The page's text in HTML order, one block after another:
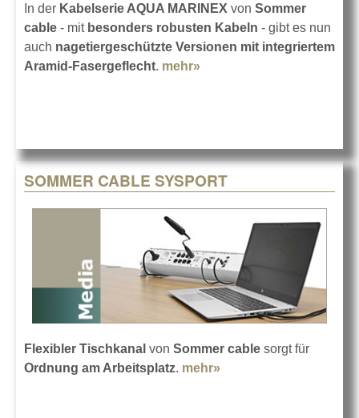
In der Kabelserie AQUA MARINEX von Sommer
cable - mit besonders robusten Kabeln - gibt es nun
auch nagetiergeschützte Versionen mit integriertem
Aramid-Fasergeflecht. mehr»
SOMMER CABLE SYSPORT
Flexibler Tischkanal von Sommer cable sorgt für
Ordnung am Arbeitsplatz. mehr»